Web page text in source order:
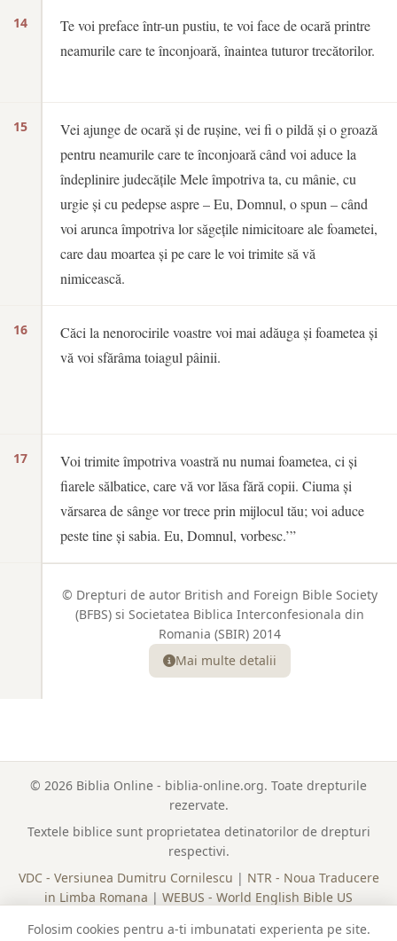
14
15
16
17
Te voi preface într-un pustiu, te voi face de ocară printre
neamurile care te înconjoară, înaintea tuturor trecătorilor.
Vei ajunge de ocară și de rușine, vei fi o pildă și o groază
pentru neamurile care te înconjoară când voi aduce la
îndeplinire judecățile Mele împotriva ta, cu mânie, cu
urgie și cu pedepse aspre – Eu, Domnul, o spun – când
voi arunca împotriva lor săgețile nimicitoare ale foametei,
care dau moartea și pe care le voi trimite să vă
nimicească.
Căci la nenorocirile voastre voi mai adăuga și foametea și
vă voi sfărâma toiagul pâinii.
Voi trimite împotriva voastră nu numai foametea, ci și
fiarele sălbatice, care vă vor lăsa fără copii. Ciuma și
vărsarea de sânge vor trece prin mijlocul tău; voi aduce
peste tine și sabia. Eu, Domnul, vorbesc.’”
© Drepturi de autor British and Foreign Bible Society
(BFBS) si Societatea Biblica Interconfesionala din
Romania (SBIR) 2014
Mai multe detalii
© 2026 Biblia Online - biblia-online.org. Toate drepturile
rezervate.
Textele biblice sunt proprietatea detinatorilor de drepturi
respectivi.
VDC - Versiunea Dumitru Cornilescu | NTR - Noua Traducere
in Limba Romana | WEBUS - World English Bible US
Lista Completa a Cartilor| Plan de Citire|Politica Cookies
Folosim cookies pentru a-ti imbunatati experienta pe site.